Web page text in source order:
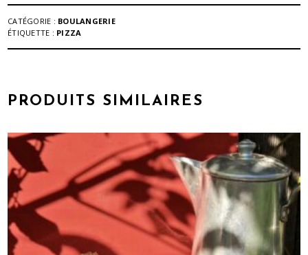
CATÉGORIE : BOULANGERIE
ÉTIQUETTE : PIZZA
PRODUITS SIMILAIRES